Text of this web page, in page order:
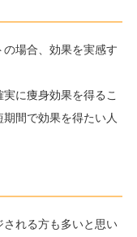
場合、効果を実感す
に痩身効果を得るこ
間で効果を得たい人
れる方も多いと思い